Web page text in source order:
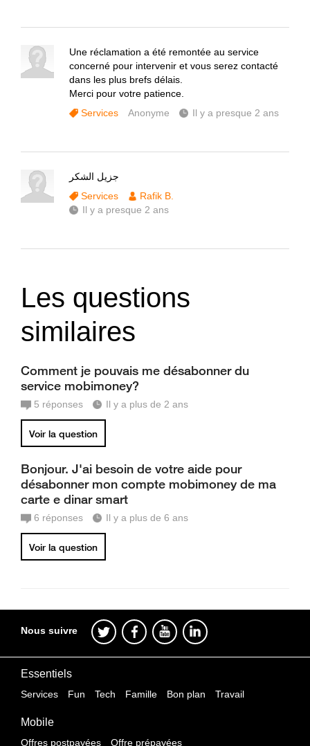
Une réclamation a été remontée au service
concerné pour intervenir et vous serez contacté
dans les plus brefs délais.
Merci pour votre patience.
Services
Anonyme Il y a presque 2 ans
جزيل الشكر
Services
Rafik B.
Il y a presque 2 ans
Les questions
similaires
Comment je pouvais me désabonner du
service mobimoney?
5 réponses Il y a plus de 2 ans
Voir la question
Bonjour. J'ai besoin de votre aide pour
désabonner mon compte mobimoney de ma
carte e dinar smart
6 réponses Il y a plus de 6 ans
Voir la question
Nous suivre
Essentiels
Services Fun Tech Famille Bon plan Travail
Mobile
Offres postpayées Offre prépayées